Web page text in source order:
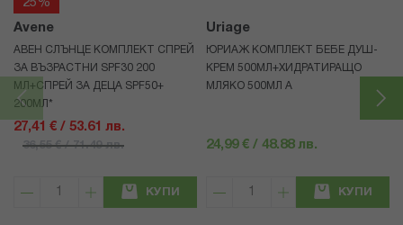
25%
Avene
АВЕН СЛЪНЦЕ КОМПЛЕКТ СПРЕЙ
ЗА ВЪЗРАСТНИ SPF30 200
МЛ+СПРЕЙ ЗА ДЕЦА SPF50+
200МЛ*
27,41 € / 53.61 лв.
36,55 € / 71.49 лв.
КУПИ
Uriage
ЮРИАЖ КОМПЛЕКТ БЕБЕ ДУШ-
КРЕМ 500МЛ+ХИДРАТИРАЩО
МЛЯКО 500МЛ A
24,99 € / 48.88 лв.
КУПИ